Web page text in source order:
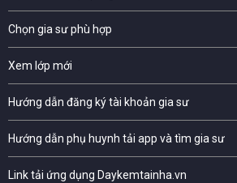
Chọn gia sư phù hợp
Xem lớp mới
Hướng dẫn đăng ký tài khoản gia sư
Hướng dẫn phụ huynh tải app và tìm gia sư
Link tải ứng dụng Daykemtainha.vn